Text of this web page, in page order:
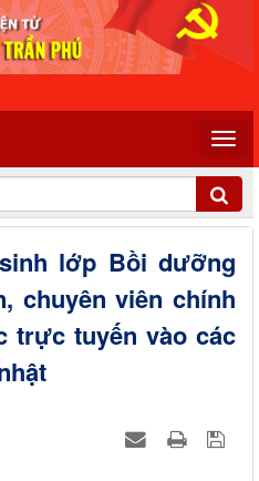
lớp Bồi dưỡng
chuyên viên chính
trực tuyến vào các